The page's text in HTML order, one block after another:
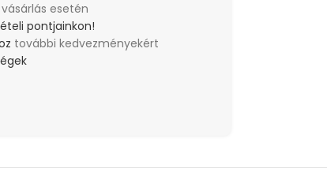
esetén
pontjainkon!
további kedvezményekért